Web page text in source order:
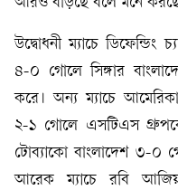
উদ্বোধনী ম্যাচে ডিফেন্ডিং
৪-০ গোলে সিঙ্গার
করে। অন্য ম্যাচে
২-১ গোলে এসটিএস
টোব্যাকো বাংলাদেশ ৩-০
আরেক ম্যাচে রবি